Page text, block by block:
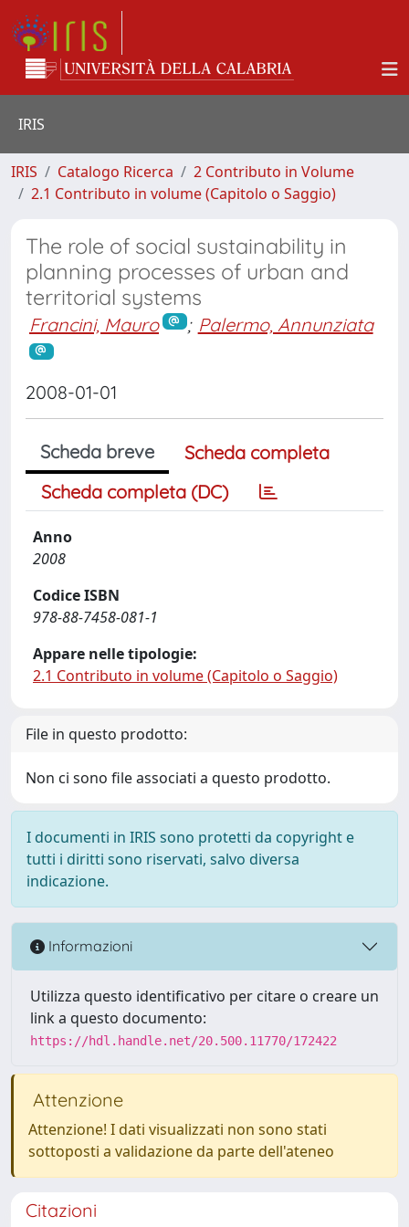
IRIS
IRIS Catalogo Ricerca
2 Contributo in Volume
2.1 Contributo in volume (Capitolo o Saggio)
The role of social sustainability in
planning processes of urban and
territorial systems
Francini, Mauro ; Palermo, Annunziata
2008-01-01
Scheda breve
Scheda completa
Scheda completa (DC)
Anno
2008
Codice ISBN
978-88-7458-081-1
Appare nelle tipologie:
2.1 Contributo in volume (Capitolo o Saggio)
File in questo prodotto:
Non ci sono file associati a questo prodotto.
I documenti in IRIS sono protetti da copyright e
tutti i diritti sono riservati, salvo diversa
indicazione.
Informazioni
Utilizza questo identificativo per citare o creare un
link a questo documento:
https://hdl.handle.net/20.500.11770/172422
Attenzione
Attenzione! I dati visualizzati non sono stati
sottoposti a validazione da parte dell'ateneo
Citazioni